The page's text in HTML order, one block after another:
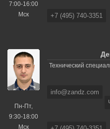
7:00-16:00
Мск
+7 (495) 740-3351
Пн-Пт,
9:30-18:00
Мск
Технический
info@zandz.com